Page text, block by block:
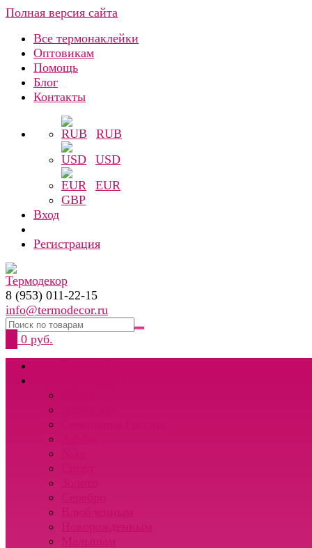
Полная версия сайта
Все термонаклейки
Оптовикам
Помощь
Блог
Контакты
RUB
USD
EUR
GBP
Вход
Регистрация
8 (953) 011-22-15
info@termodecor.ru
0 руб.